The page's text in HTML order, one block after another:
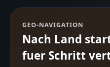
GEO-NAVIGATION
Nach Land
fuer Schritt